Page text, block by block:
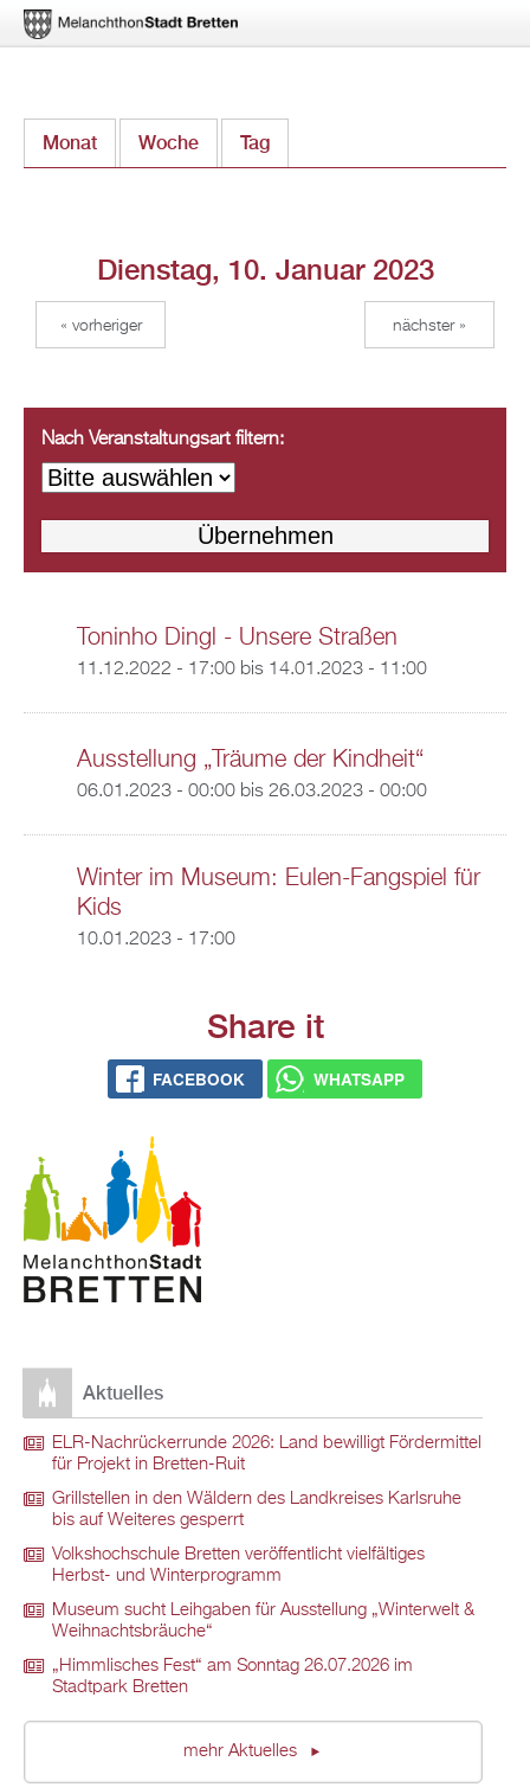
zum
Monat Woche Tag
Dienstag, 10. Januar 2023
« vorheriger nächster »
Nach Veranstaltungsart filtern:
Toninho Dingl - Unsere Straßen
11.12.2022 - 17:00bis 14.01.2023 - 11:00
Ausstellung „Träume der Kindheit“
06.01.2023 - 00:00bis 26.03.2023 - 00:00
Winter im Museum: Eulen-Fangspiel für
Kids
10.01.2023 - 17:00
Share it
FACEBOOK WHATSAPP
Aktuelles
ELR-Nachrückerrunde 2026: Land bewilligt Fördermittel
für Projekt in Bretten-Ruit
Grillstellen in den Wäldern des Landkreises Karlsruhe
bis auf Weiteres gesperrt
Volkshochschule Bretten veröffentlicht vielfältiges
Herbst- und Winterprogramm
Museum sucht Leihgaben für Ausstellung „Winterwelt &
Weihnachtsbräuche“
„Himmlisches Fest“ am Sonntag 26.07.2026 im
Stadtpark Bretten
mehr Aktuelles